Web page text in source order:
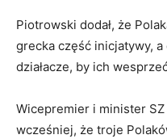
Piotrowski dodał, że
grecka część inicjatywy,
działacze, by ich
Wicepremier i minister SZ
wcześniej, że troje